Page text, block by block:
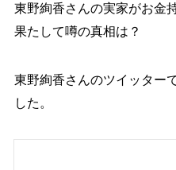
東野絢香さんの実家がお金
果たして噂の真相は？
東野絢香さんのツイッター
した。